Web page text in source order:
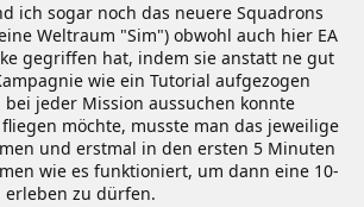
ich sogar noch das neuere Squadrons
Weltraum "Sim") obwohl auch hier EA
gegriffen hat, indem sie anstatt ne gut
wie ein Tutorial aufgezogen
jeder Mission aussuchen konnte
möchte, musste man das jeweilige
und erstmal in den ersten 5 Minuten
wie es funktioniert, um dann eine 10-
zu dürfen.